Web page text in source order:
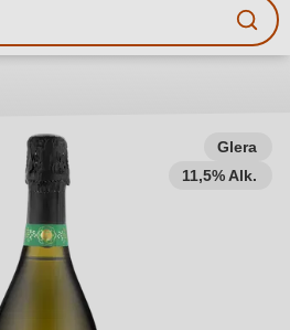
Glera
11,5% Alk.
Sie, welchen Wein
ob nach Geschmack,